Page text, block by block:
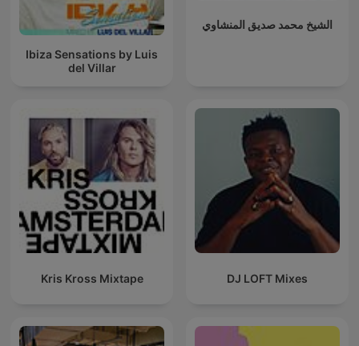
Ibiza Sensations by Luis
del Villar
الشيخ محمد صديق المنشاوي
Kris Kross Mixtape DJ LOFT Mixes